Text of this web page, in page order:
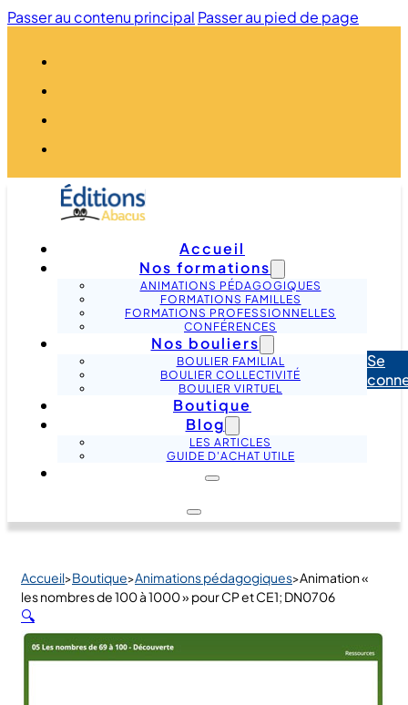
Passer au contenu principal Passer au pied de page
Accueil
Nos formations
ANIMATIONS PÉDAGOGIQUES
FORMATIONS FAMILLES
FORMATIONS PROFESSIONNELLES
CONFÉRENCES
Nos bouliers
BOULIER FAMILIAL
BOULIER COLLECTIVITÉ
BOULIER VIRTUEL
Boutique
Blog
LES ARTICLES
GUIDE D'ACHAT UTILE
Se
Accueil>Boutique>Animations pédagogiques>Animation «
les nombres de 100 à 1000 » pour CP et CE1; DN0706
🔍